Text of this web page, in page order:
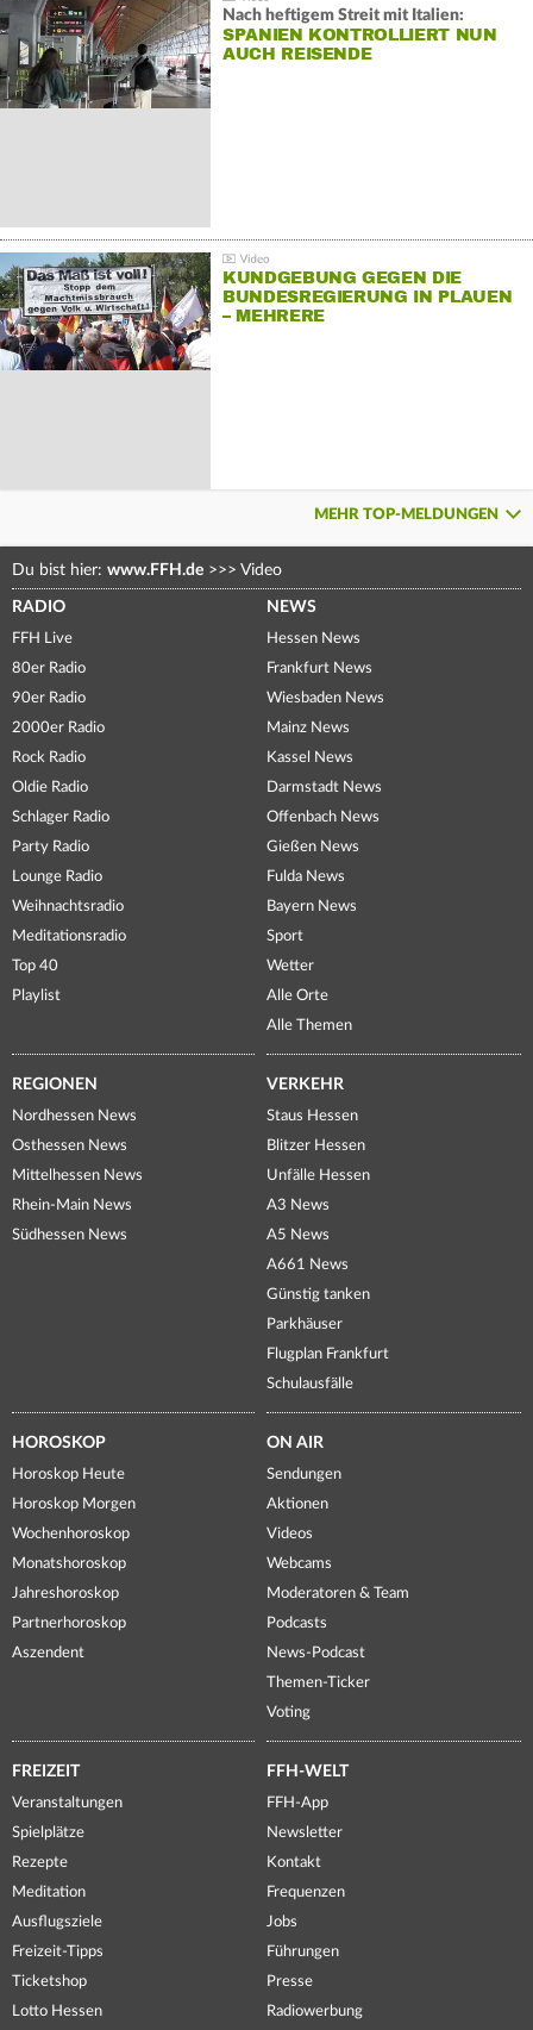
Nach heftigem Streit mit Italien:
SPANIEN KONTROLLIERT NUN
AUCH REISENDE
KUNDGEBUNG GEGEN DIE
BUNDESREGIERUNG IN PLAUEN
– MEHRERE
MEHR TOP-MELDUNGEN
Du bist hier: www.FFH.de >>> Video
RADIO
FFH Live
80er Radio
90er Radio
2000er Radio
Rock Radio
Oldie Radio
Schlager Radio
Party Radio
Lounge Radio
Weihnachtsradio
Meditationsradio
Top 40
Playlist
NEWS
Hessen News
Frankfurt News
Wiesbaden News
Mainz News
Kassel News
Darmstadt News
Offenbach News
Gießen News
Fulda News
Bayern News
Sport
Wetter
Alle Orte
Alle Themen
REGIONEN
Nordhessen News
Osthessen News
Mittelhessen News
Rhein-Main News
Südhessen News
VERKEHR
Staus Hessen
Blitzer Hessen
Unfälle Hessen
A3 News
A5 News
A661 News
Günstig tanken
Parkhäuser
Flugplan Frankfurt
Schulausfälle
HOROSKOP
Horoskop Heute
Horoskop Morgen
Wochenhoroskop
Monatshoroskop
Jahreshoroskop
Partnerhoroskop
Aszendent
ON AIR
Sendungen
Aktionen
Videos
Webcams
Moderatoren & Team
Podcasts
News-Podcast
Themen-Ticker
Voting
FREIZEIT
Veranstaltungen
Spielplätze
Rezepte
Meditation
Ausflugsziele
Freizeit-Tipps
Ticketshop
Lotto Hessen
FFH-WELT
FFH-App
Newsletter
Kontakt
Frequenzen
Jobs
Führungen
Presse
Radiowerbung